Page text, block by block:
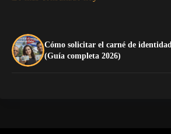
Cómo solicitar el carné de
(Guía completa 2026)